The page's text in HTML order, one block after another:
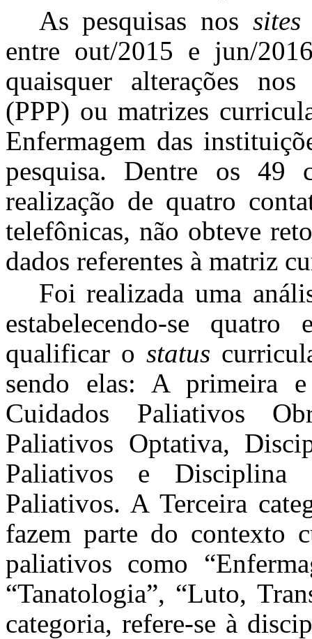
As pesquisas nos sites
entre out/2015 e jun/
quaisquer alterações
(PPP) ou matrizes
Enfermagem das
pesquisa. Dentre os 49
realização de quatro
telefônicas, não obteve
dados referentes à matriz
Foi realizada uma
estabelecendo-se
qualificar o status
sendo elas: A primeira
Cuidados Paliativos
Paliativos Optativa,
Paliativos e Disciplina
Paliativos. A Terceira
fazem parte do contexto
paliativos como
“Tanatologia”, “Luto,
categoria, refere-se à